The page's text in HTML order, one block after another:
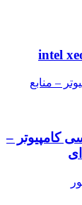
– منابع
کامپیوتر –